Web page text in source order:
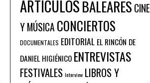
ARTÍCULOSBALEARES CINE
Y MÚSICA CONCIERTOS
DOCUMENTALES EDITORIAL EL RINCÓN DE
DANIEL HIGIÉNICO ENTREVISTAS
FESTIVALES Interview LIBROS Y